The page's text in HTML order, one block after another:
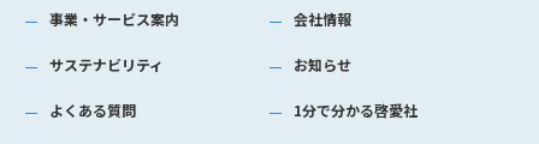
事業・サービス案内 会社情報
サステナビリティ お知らせ
よくある質問 1分で分かる啓愛社